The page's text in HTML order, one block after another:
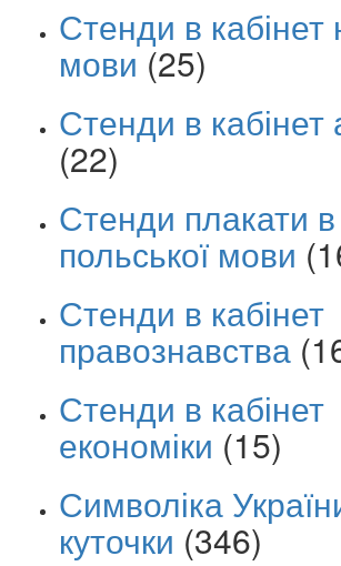
Стенди в кабінет
мови (25)
Стенди в кабінет
(22)
Стенди плакати в
польської мови
Стенди в кабінет
правознавства
Стенди в кабінет
економіки (15)
Символіка
куточки (346)